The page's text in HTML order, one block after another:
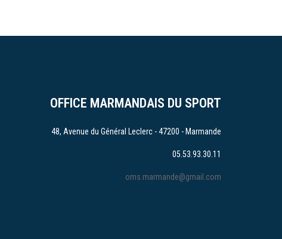
OFFICE MARMANDAIS DU SPORT
48, Avenue du Général Leclerc - 47200 - Marmande
05.53.93.30.11
oms.marmande@gmail.com